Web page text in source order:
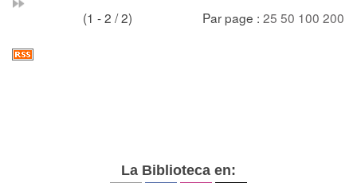
(1 - 2 / 2) Par page : 25 50 100 200
La Biblioteca en: